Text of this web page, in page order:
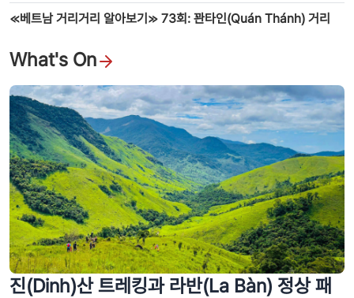
≪베트남 거리거리 알아보기≫ 73회: 꽌타인(Quán Thánh) 거리
What's On
진(Dinh)산 트레킹과 라반(La Bàn) 정상 패